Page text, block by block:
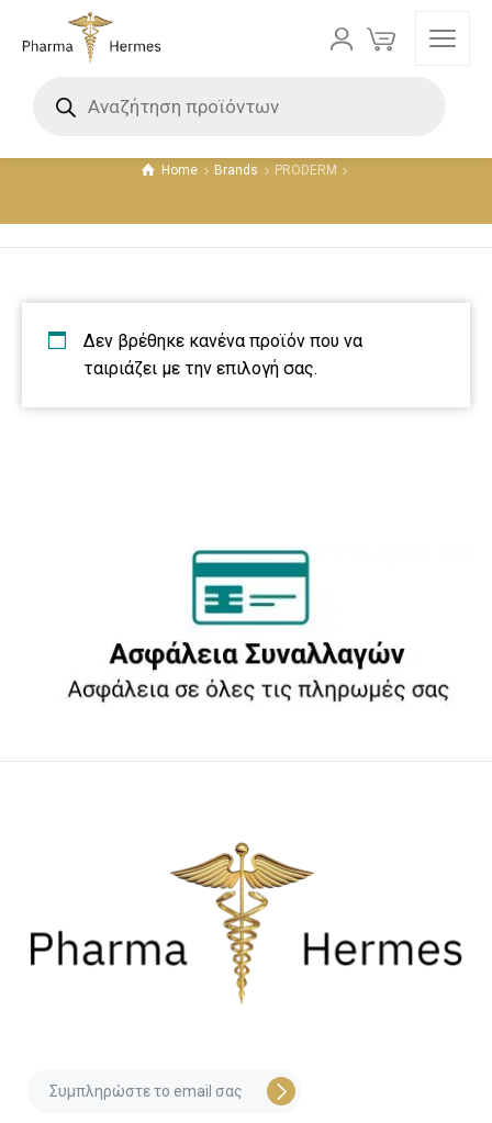
Home Brands PRODERM
Δεν βρέθηκε κανένα προϊόν που να
ταιριάζει με την επιλογή σας.